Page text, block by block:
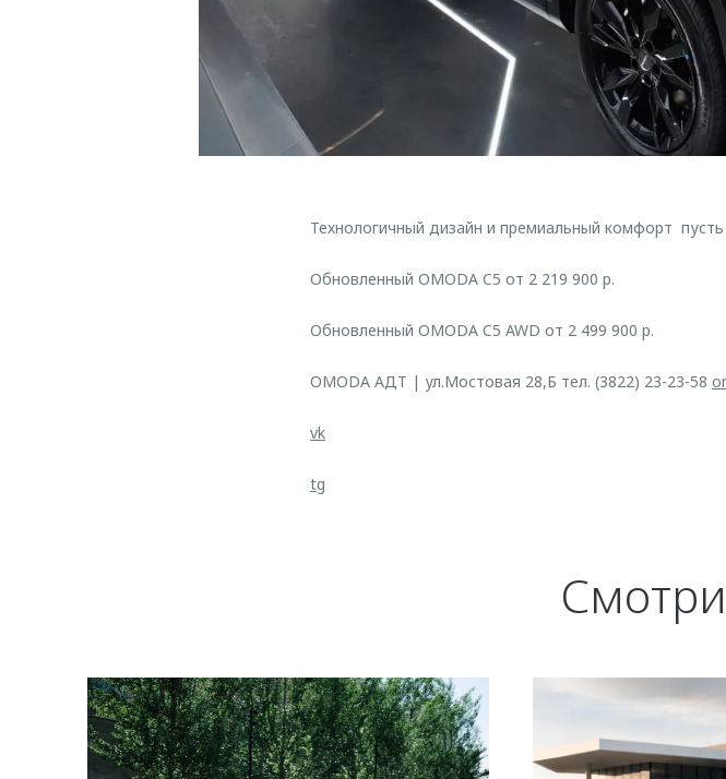
Технологичный дизайн и премиальный комфорт
Обновленный OMODA C5 от 2 219 900 р.
Обновленный OMODA C5 AWD от 2 499 900 р.
OMODA АДТ | ул.Мостовая 28,Б тел. (3822) 23-23-58
vk
tg